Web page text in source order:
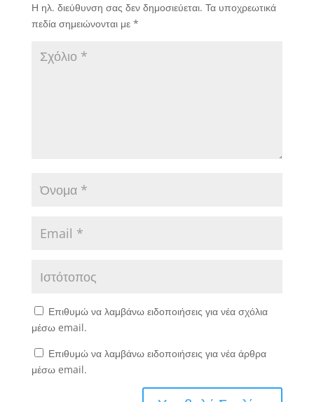
Η ηλ. διεύθυνση σας δεν δημοσιεύεται. Τα υποχρεωτικά
πεδία σημειώνονται με *
Επιθυμώ να λαμβάνω ειδοποιήσεις για νέα σχόλια
μέσω email.
Επιθυμώ να λαμβάνω ειδοποιήσεις για νέα άρθρα
μέσω email.